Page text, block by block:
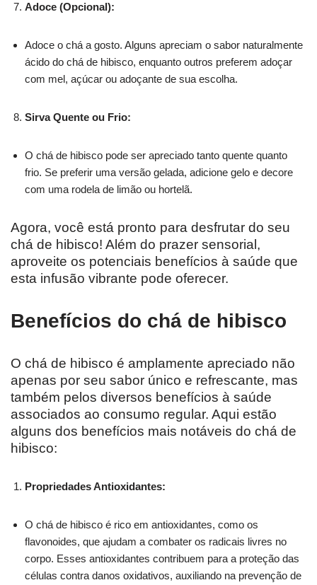
Adoce (Opcional):
Adoce o chá a gosto. Alguns apreciam o sabor naturalmente
ácido do chá de hibisco, enquanto outros preferem adoçar
com mel, açúcar ou adoçante de sua escolha.
Sirva Quente ou Frio:
O chá de hibisco pode ser apreciado tanto quente quanto
frio. Se preferir uma versão gelada, adicione gelo e decore
com uma rodela de limão ou hortelã.
Agora, você está pronto para desfrutar do seu
chá de hibisco! Além do prazer sensorial,
aproveite os potenciais benefícios à saúde que
esta infusão vibrante pode oferecer.
Benefícios do chá de hibisco
O chá de hibisco é amplamente apreciado não
apenas por seu sabor único e refrescante, mas
também pelos diversos benefícios à saúde
associados ao consumo regular. Aqui estão
alguns dos benefícios mais notáveis do chá de
hibisco:
Propriedades Antioxidantes:
O chá de hibisco é rico em antioxidantes, como os
flavonoides, que ajudam a combater os radicais livres no
corpo. Esses antioxidantes contribuem para a proteção das
células contra danos oxidativos, auxiliando na prevenção de